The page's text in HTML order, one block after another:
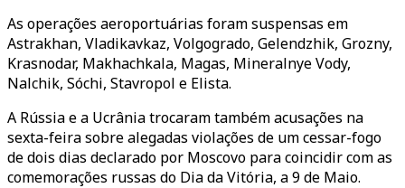
As operações aeroportuárias foram suspensas em
Astrakhan, Vladikavkaz, Volgogrado, Gelendzhik, Grozny,
Krasnodar, Makhachkala, Magas, Mineralnye Vody,
Nalchik, Sóchi, Stavropol e Elista.
A Rússia e a Ucrânia trocaram também acusações na
sexta-feira sobre alegadas violações de um cessar-fogo
de dois dias declarado por Moscovo para coincidir com as
comemorações russas do Dia da Vitória, a 9 de Maio.